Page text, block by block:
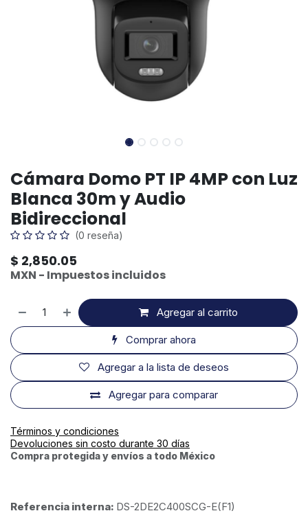
Cámara Domo PT IP 4MP con Luz
Blanca 30m y Audio
Bidireccional
(0 reseña)
$ 2,850.05
MXN - Impuestos incluidos
Agregar al carrito
Comprar ahora
Agregar para comparar
Agregar a la lista de deseos
Términos y condiciones
Devoluciones sin costo durante 30 días
Compra protegida y envíos a todo México
Referencia interna: DS-2DE2C400SCG-E(F1)